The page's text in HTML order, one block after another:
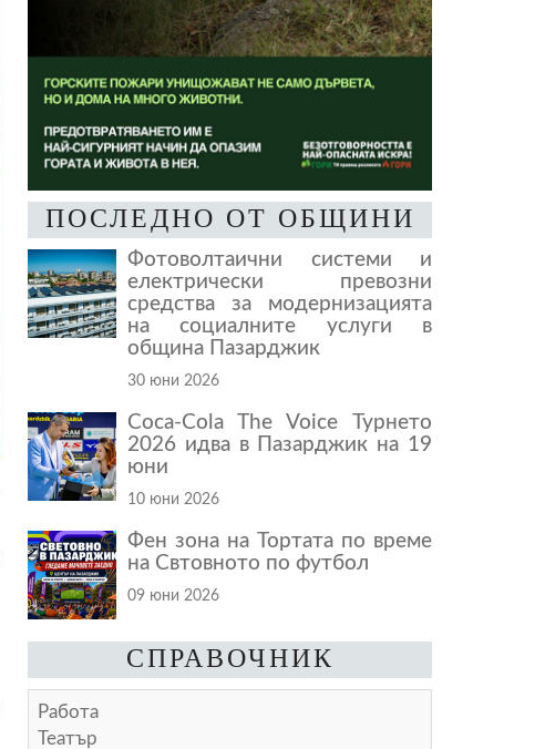
ПОСЛЕДНО ОТ ОБЩИНИ
Фотоволтаични системи и
електрически превозни
средства за модернизацията
на социалните услуги в
община Пазарджик
30 юни 2026
Coca-Cola The Voice Турнето
2026 идва в Пазарджик на 19
юни
10 юни 2026
Фен зона на Тортата по време
на Свтовното по футбол
09 юни 2026
СПРАВОЧНИК
Работа
Театър